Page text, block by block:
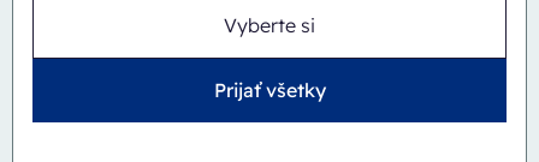
Vyberte si
Prijať všetky
Inline